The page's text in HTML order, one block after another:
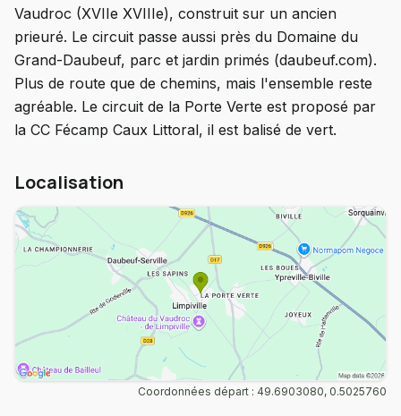
Vaudroc (XVIIe XVIIIe), construit sur un ancien
prieuré. Le circuit passe aussi près du Domaine du
Grand-Daubeuf, parc et jardin primés (daubeuf.com).
Plus de route que de chemins, mais l'ensemble reste
agréable. Le circuit de la Porte Verte est proposé par
la CC Fécamp Caux Littoral, il est balisé de vert.
Localisation
Coordonnées départ : 49.6903080, 0.5025760